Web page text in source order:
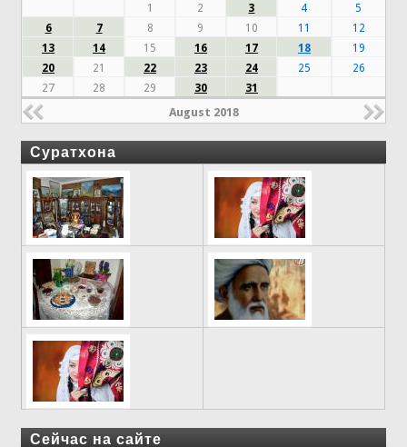
1
2 3 4
5
6
7 8 9 10 11
12
13
14 15 16 17 18
19
20
21 22 23 24 25
26
27
28 29 30 31
August 2018
Суратхона
Сейчас на сайте